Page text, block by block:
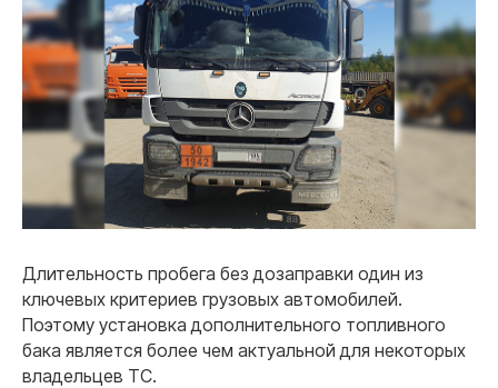
Длительность пробега без дозаправки один из
ключевых критериев грузовых автомобилей.
Поэтому установка дополнительного топливного
бака является более чем актуальной для некоторых
владельцев ТС.